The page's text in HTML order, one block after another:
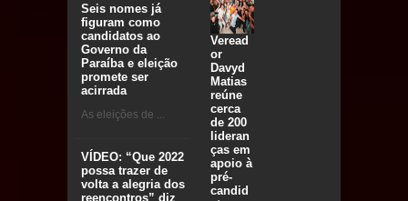
Seis nomes já
figuram como
candidatos ao
Governo da
Paraíba e eleição
promete ser
acirrada
As eleições de ...
VÍDEO: “Que 2022
possa trazer de
volta a alegria dos
reencontros” diz
Veread
or
Davyd
Matias
reúne
cerca
de 200
lideran
ças em
apoio à
pré-
candid